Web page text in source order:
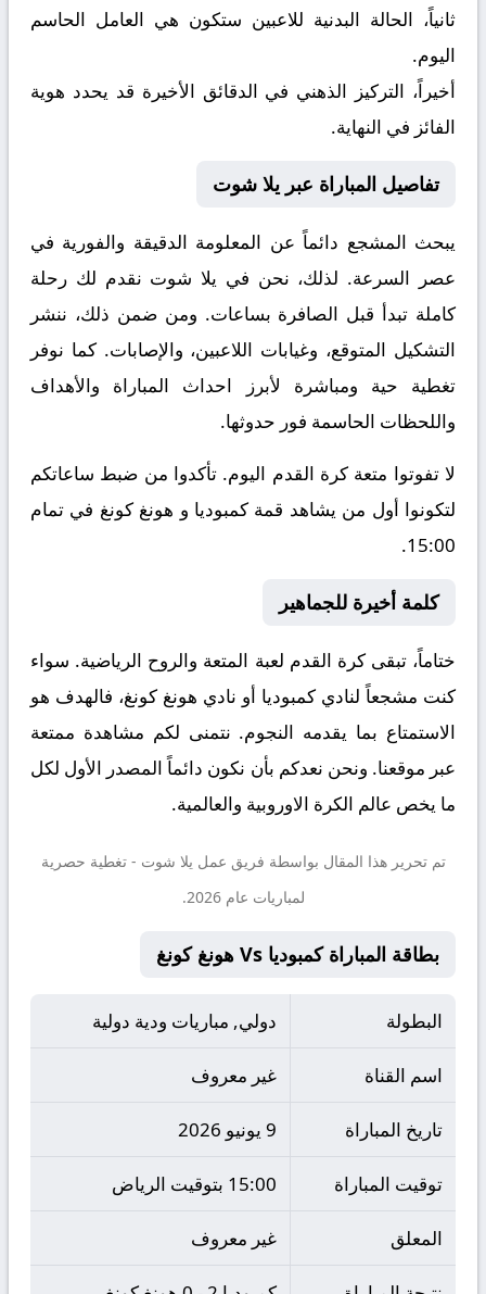
ثانياً، الحالة البدنية للاعبين ستكون هي العامل الحاسم
اليوم.
أخيراً، التركيز الذهني في الدقائق الأخيرة قد يحدد هوية
الفائز في النهاية.
تفاصيل المباراة عبر يلا شوت
يبحث المشجع دائماً عن المعلومة الدقيقة والفورية في
عصر السرعة. لذلك، نحن في يلا شوت نقدم لك رحلة
كاملة تبدأ قبل الصافرة بساعات. ومن ضمن ذلك، ننشر
التشكيل المتوقع، وغيابات اللاعبين، والإصابات. كما نوفر
تغطية حية ومباشرة لأبرز احداث المباراة والأهداف
واللحظات الحاسمة فور حدوثها.
لا تفوتوا متعة كرة القدم اليوم. تأكدوا من ضبط ساعاتكم
لتكونوا أول من يشاهد قمة كمبوديا و هونغ كونغ في تمام
15:00.
كلمة أخيرة للجماهير
ختاماً، تبقى كرة القدم لعبة المتعة والروح الرياضية. سواء
كنت مشجعاً لنادي كمبوديا أو نادي هونغ كونغ، فالهدف هو
الاستمتاع بما يقدمه النجوم. نتمنى لكم مشاهدة ممتعة
عبر موقعنا. ونحن نعدكم بأن نكون دائماً المصدر الأول لكل
ما يخص عالم الكرة الاوروبية والعالمية.
تم تحرير هذا المقال بواسطة فريق عمل يلا شوت - تغطية حصرية
لمباريات عام 2026.
بطاقة المباراة كمبوديا Vs هونغ كونغ
البطولة دولي, مباريات ودية دولية
اسم القناة غير معروف
تاريخ المباراة 9 يونيو 2026
توقيت المباراة 15:00 بتوقيت الرياض
المعلق غير معروف